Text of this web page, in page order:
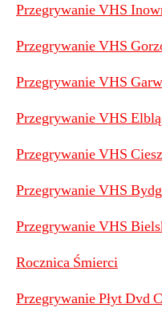
Przegrywanie VHS
Przegrywanie VHS
Przegrywanie VHS
Przegrywanie VHS
Przegrywanie VHS
Przegrywanie VHS
Przegrywanie VHS
Rocznica Śmierci
Przegrywanie Płyt Dvd